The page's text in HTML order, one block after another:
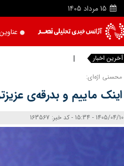
15 مرداد 1405
آخرین اخبار باند کلا
محسنی اژه‌ای:
اینک ماییم و بدرقه‌ی
1405/04/10 - 15:34 - کد خبر: 163567